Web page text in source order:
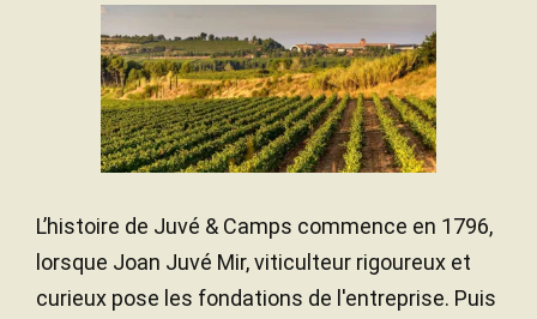
L’histoire de Juvé & Camps commence en 1796,
lorsque Joan Juvé Mir, viticulteur rigoureux et
curieux pose les fondations de l'entreprise. Puis